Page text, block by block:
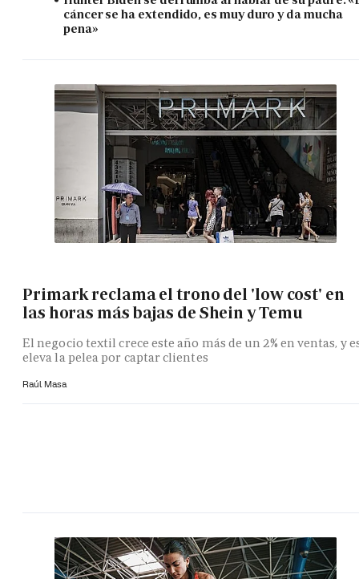
cáncer se ha extendido, es muy duro y da mucha
pena»
Primark reclama el trono del 'low cost' en
las horas más bajas de Shein y Temu
El negocio textil crece este año más de un 2% en ventas, y
eleva la pelea por captar clientes
Raúl Masa